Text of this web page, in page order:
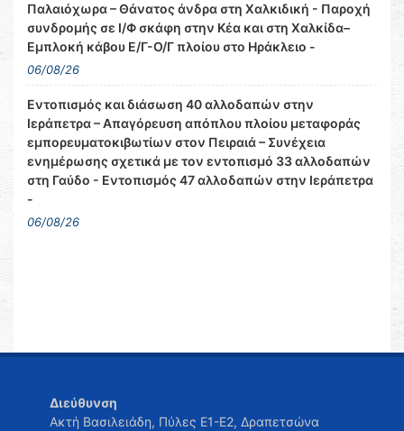
Παλαιόχωρα – Θάνατος άνδρα στη Χαλκιδική - Παροχή
συνδρομής σε Ι/Φ σκάφη στην Κέα και στη Χαλκίδα–
Εμπλοκή κάβου Ε/Γ-Ο/Γ πλοίου στο Ηράκλειο -
06/08/26
Εντοπισμός και διάσωση 40 αλλοδαπών στην
Ιεράπετρα – Απαγόρευση απόπλου πλοίου μεταφοράς
εμπορευματοκιβωτίων στον Πειραιά – Συνέχεια
ενημέρωσης σχετικά με τον εντοπισμό 33 αλλοδαπών
στη Γαύδο - Εντοπισμός 47 αλλοδαπών στην Ιεράπετρα
-
06/08/26
Διεύθυνση
Ακτή Βασιλειάδη, Πύλες Ε1-Ε2, Δραπετσώνα